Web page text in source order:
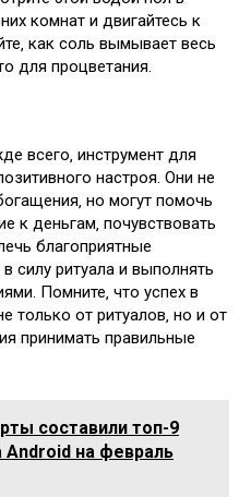
комнат и двигайтесь к
как соль вымывает весь
для процветания.
всего‚ инструмент для
настроя. Они не
но могут помочь
к деньгам‚ почувствовать
благоприятные
силу ритуала и выполнять
Помните‚ что успех в
только от ритуалов‚ но и от
принимать правильные
составили топ-9
на февраль